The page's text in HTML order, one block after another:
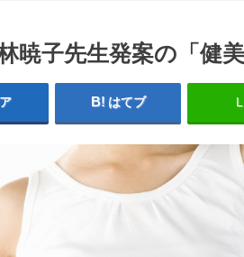
暁子先生発案の「健
はてブ